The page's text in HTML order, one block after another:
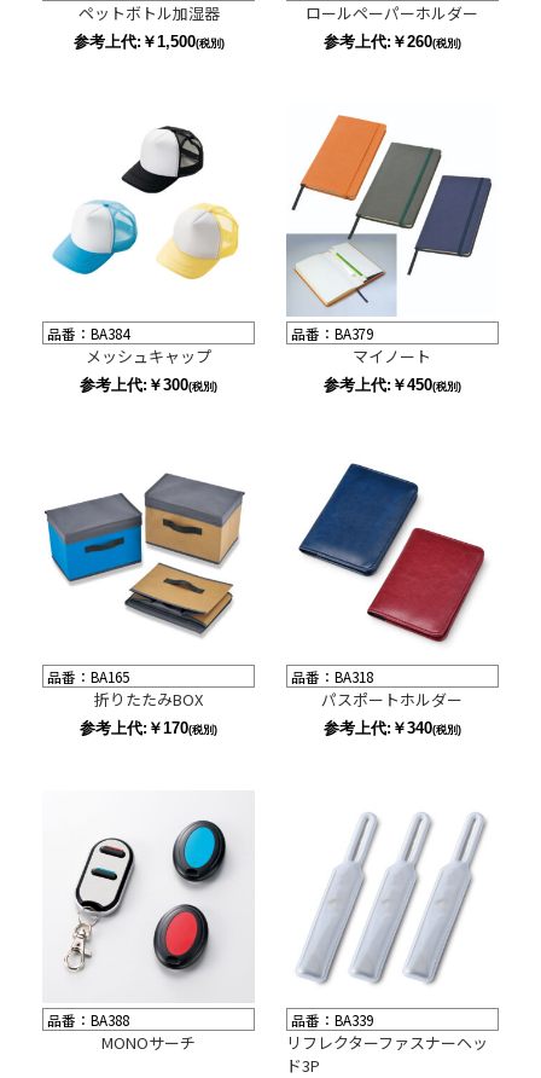
ペットボトル加湿器
参考上代:￥1,500(税別)
ロールペーパーホルダー
参考上代:￥260(税別)
品番：BA384
メッシュキャップ
参考上代:￥300(税別)
品番：BA379
マイノート
参考上代:￥450(税別)
品番：BA165
折りたたみBOX
参考上代:￥170(税別)
品番：BA318
パスポートホルダー
参考上代:￥340(税別)
品番：BA388
MONOサーチ
品番：BA339
リフレクターファスナーヘッ
ド3P